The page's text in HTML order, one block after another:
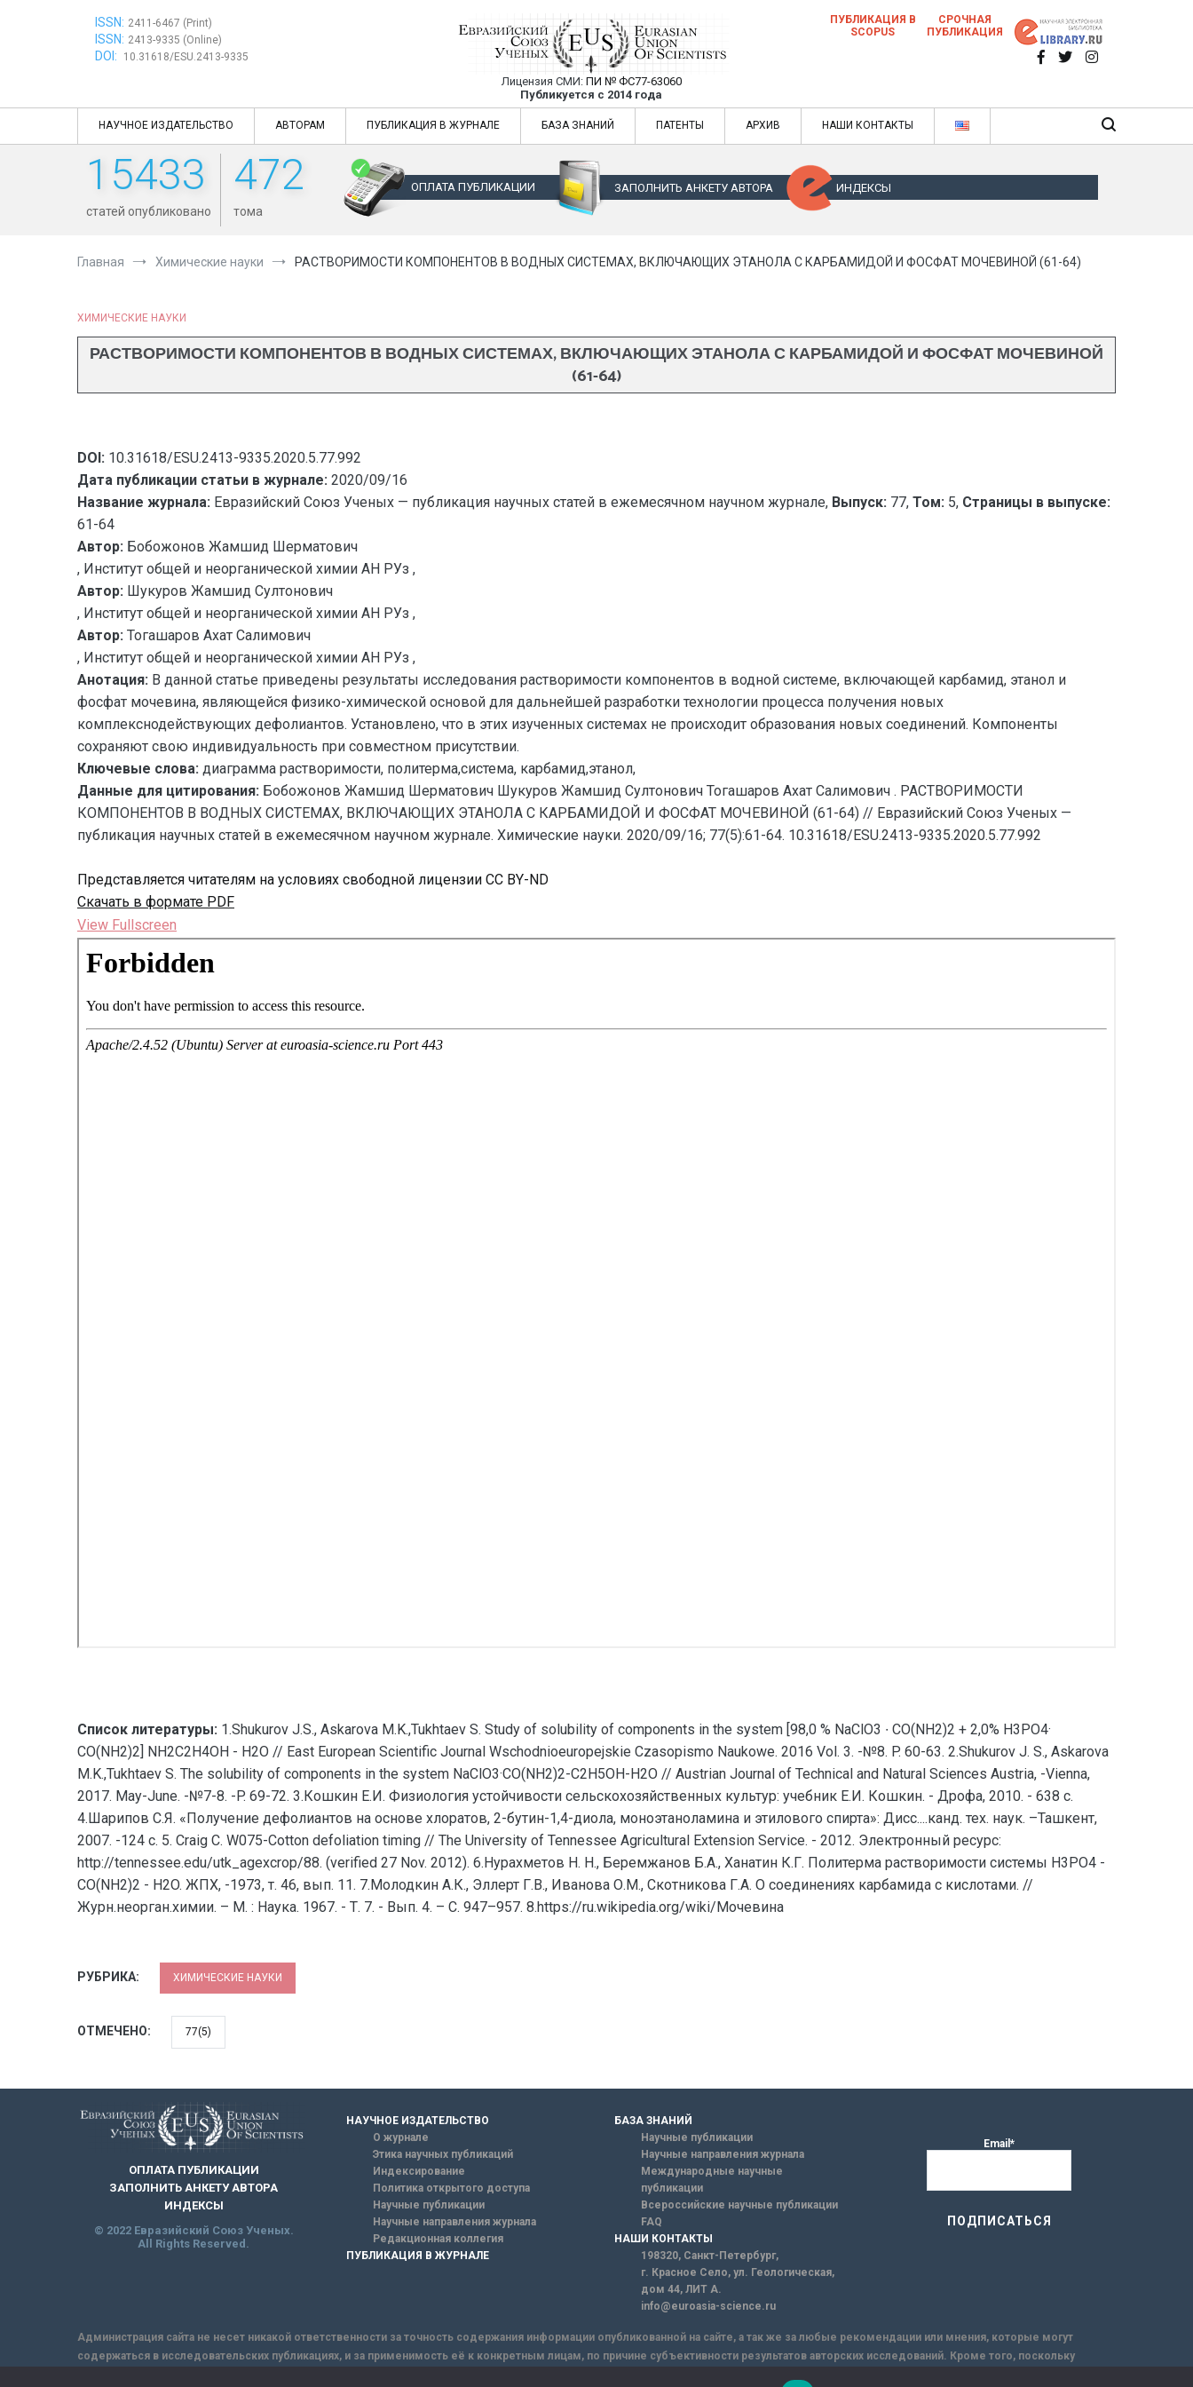
ISSN: 2411-6467 (Print)
ISSN: 2413-9335 (Online)
DOI: 10.31618/ESU.2413-9335
Евразийский Союз Ученых — публикация научных статей в ежемесячном научном
журнале
Лицензия СМИ: ПИ № ФС77-63060
Публикуется с 2014 года
Евразийский Союз Ученых — публикация научных статей в ежемесячном научном журнале
ПУБЛИКАЦИЯ В
SCOPUS
СРОЧНАЯ
ПУБЛИКАЦИЯ
НАУЧНОЕ ИЗДАТЕЛЬСТВО АВТОРАМ ПУБЛИКАЦИЯ В ЖУРНАЛЕ БАЗА ЗНАНИЙ ПАТЕНТЫ АРХИВ НАШИ КОНТАКТЫ
15433
статей опубликовано
472
тома
ОПЛАТА ПУБЛИКАЦИИ ЗАПОЛНИТЬ АНКЕТУ АВТОРА ИНДЕКСЫ
Главная Химические науки РАСТВОРИМОСТИ КОМПОНЕНТОВ В ВОДНЫХ СИСТЕМАХ, ВКЛЮЧАЮЩИХ ЭТАНОЛА С КАРБАМИДОЙ И ФОСФАТ МОЧЕВИНОЙ (61-64)
ХИМИЧЕСКИЕ НАУКИ
РАСТВОРИМОСТИ КОМПОНЕНТОВ В ВОДНЫХ СИСТЕМАХ, ВКЛЮЧАЮЩИХ ЭТАНОЛА С КАРБАМИДОЙ И ФОСФАТ МОЧЕВИНОЙ
(61-64)
DOI: 10.31618/ESU.2413-9335.2020.5.77.992
Дата публикации статьи в журнале: 2020/09/16
Название журнала: Евразийский Союз Ученых — публикация научных статей в ежемесячном научном журнале, Выпуск: 77, Том: 5, Страницы в выпуске:
61-64
Автор: Бобожонов Жамшид Шерматович
, Институт общей и неорганической химии АН РУз ,
Автор: Шукуров Жамшид Султонович
, Институт общей и неорганической химии АН РУз ,
Автор: Тогашаров Ахат Салимович
, Институт общей и неорганической химии АН РУз ,
Анотация: В данной статье приведены результаты исследования растворимости компонентов в водной системе, включающей карбамид, этанол и
фосфат мочевина, являющейся физико-химической основой для дальнейшей разработки технологии процесса получения новых
комплекснодействующих дефолиантов. Установлено, что в этих изученных системах не происходит образования новых соединений. Компоненты
сохраняют свою индивидуальность при совместном присутствии.
Ключевые слова: диаграмма растворимости, политерма,система, карбамид,этанол,
Данные для цитирования: Бобожонов Жамшид Шерматович Шукуров Жамшид Султонович Тогашаров Ахат Салимович . РАСТВОРИМОСТИ
КОМПОНЕНТОВ В ВОДНЫХ СИСТЕМАХ, ВКЛЮЧАЮЩИХ ЭТАНОЛА С КАРБАМИДОЙ И ФОСФАТ МОЧЕВИНОЙ (61-64) // Евразийский Союз Ученых —
публикация научных статей в ежемесячном научном журнале. Химические науки. 2020/09/16; 77(5):61-64. 10.31618/ESU.2413-9335.2020.5.77.992
Представляется читателям на условиях свободной лицензии CC BY-ND
Скачать в формате PDF
View Fullscreen
Перейти
содержимому
Список литературы: 1.Shukurov J.S., Askarova M.K.,Tukhtaev S. Study of solubility of components in the system [98,0 % NaClO3 ∙ CO(NH2)2 + 2,0% H3PO4·
CO(NH2)2] NH2C2H4OH - H2O // East European Scientific Journal Wschodnioeuropejskie Czasopismo Naukowe. 2016 Vol. 3. -№8. P. 60-63. 2.Shukurov J. S., Askarova
M.K.,Tukhtaev S. The solubility of components in the system NaClO3·CO(NH2)2-C2H5OH-H2O // Austrian Journal of Technical and Natural Sciences Austria, -Vienna,
2017. May-June. -№7-8. -P. 69-72. 3.Кошкин Е.И. Физиология устойчивости сельскохозяйственных культур: учебник Е.И. Кошкин. - Дрофа, 2010. - 638 с.
4.Шарипов С.Я. «Получение дефолиантов на основе хлоратов, 2-бутин-1,4-диола, моноэтаноламина и этилового спирта»: Дисс....канд. тех. наук. –Ташкент,
2007. -124 с. 5. Craig C. W075-Cotton defoliation timing // The University of Tennessee Agricultural Extension Service. - 2012. Электронный ресурс:
http://tennessee.edu/utk_agexcrop/88. (verified 27 Nov. 2012). 6.Нурахметов Н. Н., Беремжанов Б.А., Ханатин К.Г. Политерма растворимости системы H3PO4 -
CO(NH2)2 - H2O. ЖПХ, -1973, т. 46, вып. 11. 7.Молодкин А.К., Эллерт Г.В., Иванова О.М., Скотникова Г.А. О соединениях карбамида с кислотами. //
Журн.неорган.химии. – М. : Наука. 1967. - Т. 7. - Вып. 4. – С. 947–957. 8.https://ru.wikipedia.org/wiki/Мочевина
РУБРИКА: ХИМИЧЕСКИЕ НАУКИ
ОТМЕЧЕНО: 77(5)
ОПЛАТА ПУБЛИКАЦИИ
ЗАПОЛНИТЬ АНКЕТУ АВТОРА
ИНДЕКСЫ
© 2022 Евразийский Союз Ученых.
All Rights Reserved.
НАУЧНОЕ ИЗДАТЕЛЬСТВО
О журнале
Этика научных публикаций
Индексирование
Политика открытого доступа
Научные публикации
Научные направления журнала
Редакционная коллегия
ПУБЛИКАЦИЯ В ЖУРНАЛЕ
БАЗА ЗНАНИЙ
Научные публикации
Научные направления журнала
Международные научные
публикации
Всероссийские научные публикации
FAQ
НАШИ КОНТАКТЫ
198320, Санкт-Петербург,
г. Красное Село, ул. Геологическая,
дом 44, ЛИТ А.
info@euroasia-science.ru
Email*
Администрация сайта не несет никакой ответственности за точность содержания информации опубликованной на сайте, а так же за любые рекомендации или мнения, которые могут
содержаться в исследовательских публикациях, и за применимость её к конкретным лицам, по причине субъективности результатов авторских исследований. Кроме того, поскольку